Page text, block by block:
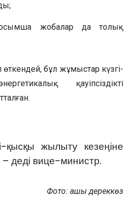
жобалар да толық
бұл жұмыстар күзгі-
қауіпсіздікті
қысқы жылыту кезеңіне
деді вице-министр.
Фото: ашық дереккөз